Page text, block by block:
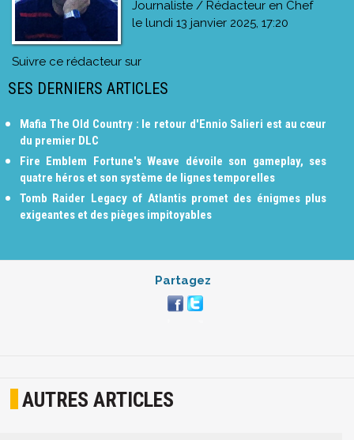
Journaliste / Rédacteur en Chef
le lundi 13 janvier 2025, 17:20
Suivre ce rédacteur sur
SES DERNIERS ARTICLES
Mafia The Old Country : le retour d'Ennio Salieri est au cœur
du premier DLC
Fire Emblem Fortune's Weave dévoile son gameplay, ses
quatre héros et son système de lignes temporelles
Tomb Raider Legacy of Atlantis promet des énigmes plus
exigeantes et des pièges impitoyables
Partagez
AUTRES ARTICLES